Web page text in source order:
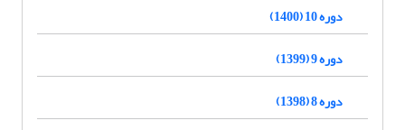
دوره 10 (1400)
دوره 9 (1399)
دوره 8 (1398)